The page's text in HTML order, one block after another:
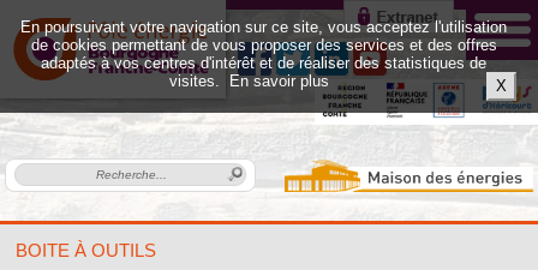
BOITE À OUTILS
En poursuivant votre navigation sur ce site, vous acceptez l'utilisation
de cookies permettant de vous proposer des services et des offres
adaptés à vos centres d'intérêt et de réaliser des statistiques de
visites.
En savoir plus X